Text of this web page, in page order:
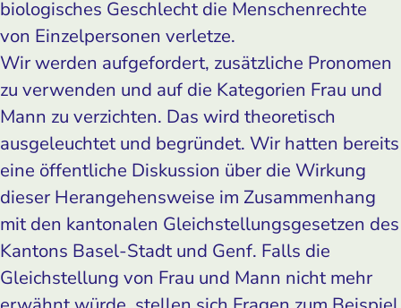
biologisches Geschlecht die Menschenrechte
von Einzelpersonen verletze.
Wir werden aufgefordert, zusätzliche Pronomen
zu verwenden und auf die Kategorien Frau und
Mann zu verzichten. Das wird theoretisch
ausgeleuchtet und begründet. Wir hatten bereits
eine öffentliche Diskussion über die Wirkung
dieser Herangehensweise im Zusammenhang
mit den kantonalen Gleichstellungsgesetzen des
Kantons Basel-Stadt und Genf. Falls die
Gleichstellung von Frau und Mann nicht mehr